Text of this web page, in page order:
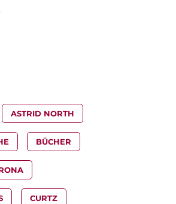
ASTRID NORTH
BÜCHER
CURTZ